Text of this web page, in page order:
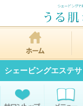
シェービングエステ